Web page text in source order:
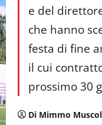
e del
che hanno
festa di fine
il cui
prossimo 30
Di Mimmo